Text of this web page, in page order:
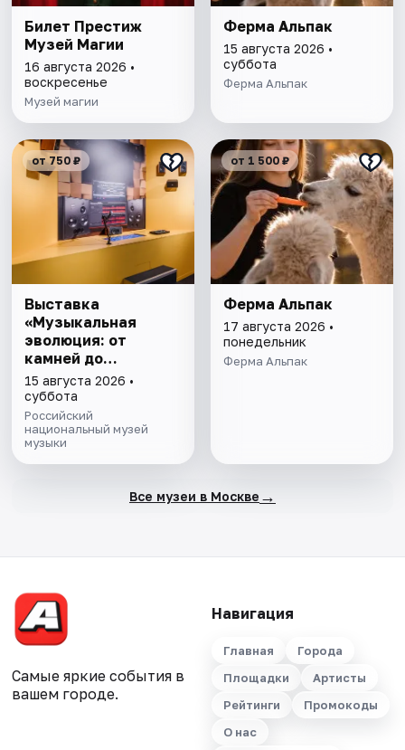
Билет Престиж
Музей Магии
16 августа 2026 •
воскресенье
Музей магии
Ферма Альпак
15 августа 2026 •
суббота
Ферма Альпак
от 750 ₽
Выставка
«Музыкальная
эволюция: от
камней до
нейросети»
15 августа 2026 •
суббота
Российский
национальный музей
музыки
от 1 500 ₽
Ферма Альпак
17 августа 2026 •
понедельник
Ферма Альпак
Все музеи в Москве →
Самые яркие события в
вашем городе.
Навигация
Главная
Города
Площадки
Артисты
Рейтинги
Промокоды
О нас